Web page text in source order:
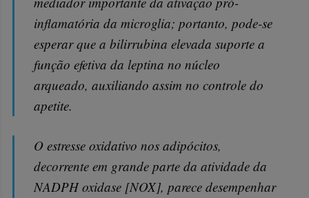
inflamatória da microglia; portanto, pode-se
esperar que a bilirrubina elevada suporte a
função efetiva da leptina no núcleo
arqueado, auxiliando assim no controle do
apetite.
O estresse oxidativo nos adipócitos,
decorrente em grande parte da atividade da
NADPH oxidase [NOX], parece desempenhar